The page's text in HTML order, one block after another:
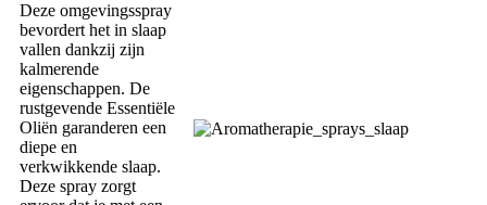
Deze omgevingsspray
bevordert het in slaap
vallen dankzij zijn
kalmerende
eigenschappen. De
rustgevende Essentiële
Oliën garanderen een
diepe en
verkwikkende slaap.
Deze spray zorgt